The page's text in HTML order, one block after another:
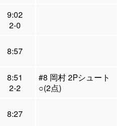
9:02
2-0
8:57
8:51
2-2
#8 岡村 2Pシュート
○(2点)
8:27